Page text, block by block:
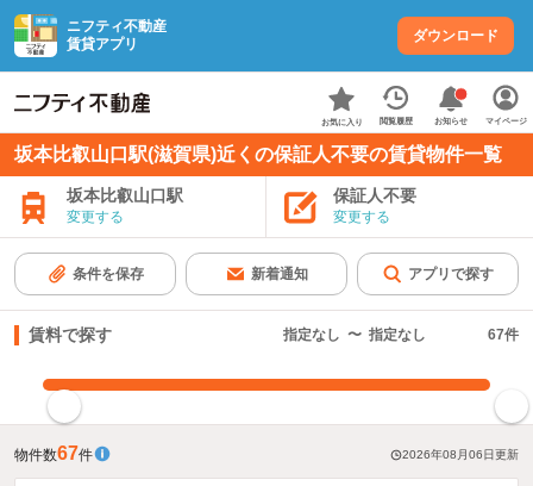
ニフティ不動産
賃貸アプリ
ダウンロード
お気に入り 閲覧履歴 お知らせ マイページ
坂本比叡山口駅(滋賀県)近くの保証人不要の賃貸物件一覧
坂本比叡山口駅
変更する
保証人不要
変更する
条件を保存 新着通知 アプリで探す
賃料で探す 指定なし 〜 指定なし 67件
物件数67件 2026年08月06日更新